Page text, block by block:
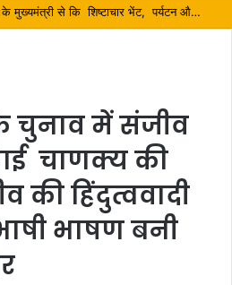
सतपाल महाराज की राजस्थान के मुख्यमंत्री से कि शिष्टाचार भेंट, पर्यटन और सांस्कृतिक गतिविधियों के विषय में विस्तार पर हुई चर्चा
चुनाव में संजीव
चाणक्य की
की हिंदुत्ववादी
भाषण बनी